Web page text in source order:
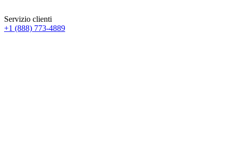
Servizio clienti
+1 (888) 773-4889